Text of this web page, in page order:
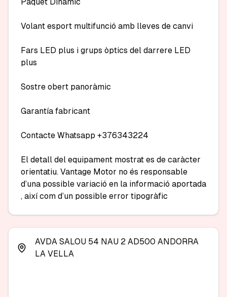
Volant esport multifunció amb lleves de canvi
Fars LED plus i grups òptics del darrere LED
plus
Sostre obert panoràmic
Garantía fabricant
Contacte Whatsapp +376343224
El detall del equipament mostrat es de caràcter
orientatiu. Vantage Motor no és responsable
d’una possible variació en la informació aportada
, així com d’un possible error tipogràfic
AVDA SALOU 54 NAU 2 AD500 ANDORRA
LA VELLA